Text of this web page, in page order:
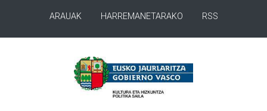
ARAUAK HARREMANETARAKO RSS